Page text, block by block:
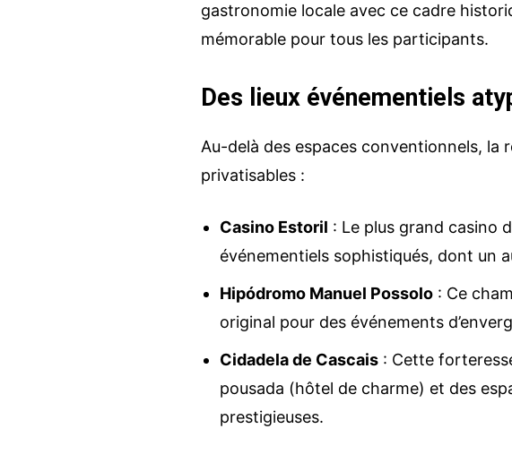
gastronomie locale avec ce cadre
mémorable pour tous les participants.
Des lieux événementiels
Au-delà des espaces conventionnels, la
privatisables :
Casino Estoril : Le plus grand casino
événementiels sophistiqués, dont un
Hipódromo Manuel Possolo : Ce
original pour des événements
Cidadela de Cascais : Cette
pousada (hôtel de charme) et des
prestigieuses.